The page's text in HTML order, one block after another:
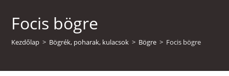
Focis bögre
Kezdőlap > Bögrék, poharak, kulacsok > Bögre > Focis bögre